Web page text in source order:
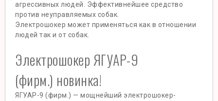
агрессивных людей. Эффективнейшее средство
против неуправляемых собак.
Электрошокер может применяться как в отношении
людей так и от собак.
Электрошокер ЯГУАР-9
(фирм.) новинка!
ЯГУАР-9 (фирм.) — мощнейший электрошокер-